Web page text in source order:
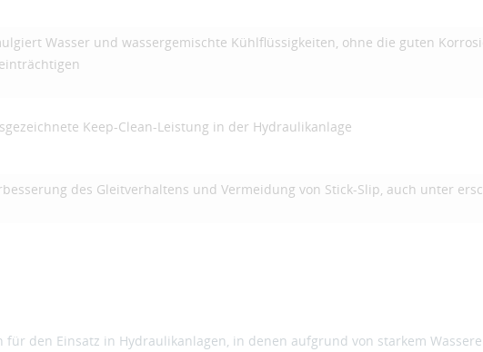
Wasser und wassergemischte Kühlflüssigkeiten, ohne die guten
Keep-Clean-Leistung in der Hydraulikanlage
des Gleitverhaltens und Vermeidung von Stick-Slip, auch unter
für den Einsatz in Hydraulikanlagen, in denen aufgrund von starkem